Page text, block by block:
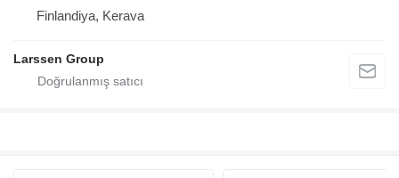
Finlandiya, Kerava
Larssen Group